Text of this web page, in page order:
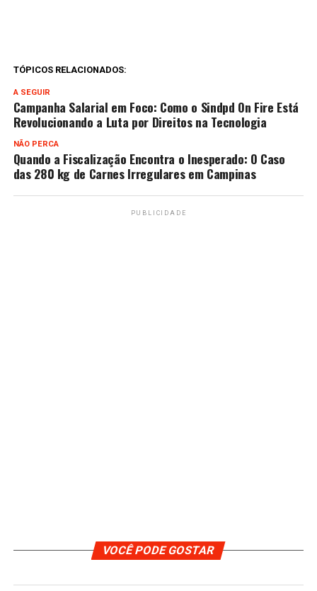
TÓPICOS RELACIONADOS:
A SEGUIR
Campanha Salarial em Foco: Como o Sindpd On Fire Está
Revolucionando a Luta por Direitos na Tecnologia
NÃO PERCA
Quando a Fiscalização Encontra o Inesperado: O Caso
das 280 kg de Carnes Irregulares em Campinas
PUBLICIDADE
VOCÊ PODE GOSTAR